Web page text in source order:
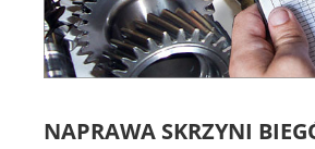
NAPRAWA SKRZYNI